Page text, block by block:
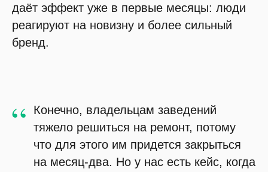
даёт эффект уже в первые месяцы: люди
реагируют на новизну и более сильный
бренд.
“
Конечно, владельцам заведений
тяжело решиться на ремонт, потому
что для этого им придется закрыться
на месяц-два. Но у нас есть кейс, когда